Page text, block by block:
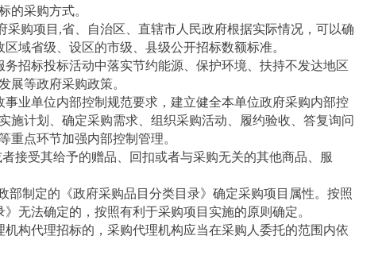
的采购方式。
采购项目,省、自治区、直辖市人民政府根据实际情况，可以确
域省级、设区的市级、县级公开招标数额标准。
招标投标活动中落实节约能源、保护环境、扶持不发达地区
展等政府采购政策。
事业单位内部控制规范要求，建立健全本单位政府采购内部控
施计划、确定采购需求、组织采购活动、履约验收、答复询问
重点环节加强内部控制管理。
接受其给予的赠品、回扣或者与采购无关的其他商品、服
部制定的《政府采购品目分类目录》确定采购项目属性。按照
》无法确定的，按照有利于采购项目实施的原则确定。
构代理招标的，采购代理机构应当在采购人委托的范围内依